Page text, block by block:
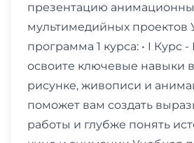
презентацию
мультимедийных проектов
программа 1 курса: • I Курс
освоите ключевые навыки
рисунке, живописи и
поможет вам создать
работы и глубже понять